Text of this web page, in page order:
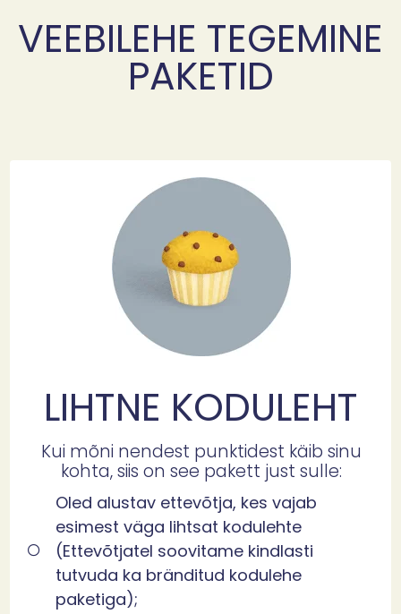
VEEBILEHE TEGEMINE
PAKETID
LIHTNE KODULEHT
Kui mõni nendest punktidest käib sinu
kohta, siis on see pakett just sulle:
Oled alustav ettevõtja, kes vajab
esimest väga lihtsat kodulehte
(Ettevõtjatel soovitame kindlasti
tutvuda ka bränditud kodulehe
paketiga);